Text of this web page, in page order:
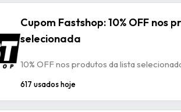
Cupom Fastshop: 10% OFF nos
selecionada
10% OFF nos produtos da lista
617 usados hoje